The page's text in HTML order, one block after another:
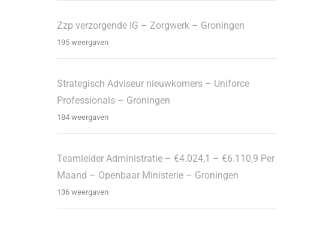
Zzp verzorgende IG – Zorgwerk – Groningen
195 weergaven
Strategisch Adviseur nieuwkomers – Uniforce
Professionals – Groningen
184 weergaven
Teamleider Administratie – €4.024,1 – €6.110,9 Per
Maand – Openbaar Ministerie – Groningen
136 weergaven